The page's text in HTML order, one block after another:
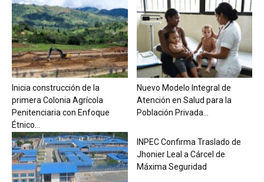
Inicia construcción de la
primera Colonia Agrícola
Penitenciaria con Enfoque
Étnico...
Nuevo Modelo Integral de
Atención en Salud para la
Población Privada...
INPEC Confirma Traslado de
Jhonier Leal a Cárcel de
Máxima Seguridad